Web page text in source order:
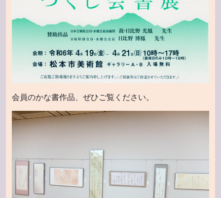
会員のかな書作品、ぜひご覧ください。